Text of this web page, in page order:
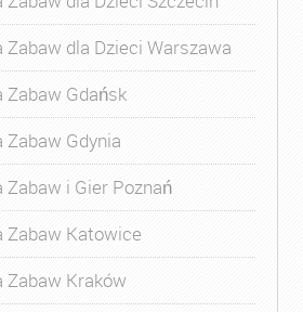
dla Dzieci Warszawa
Gdańsk
Gdynia
i Gier Poznań
Zabaw Katowice
Kraków